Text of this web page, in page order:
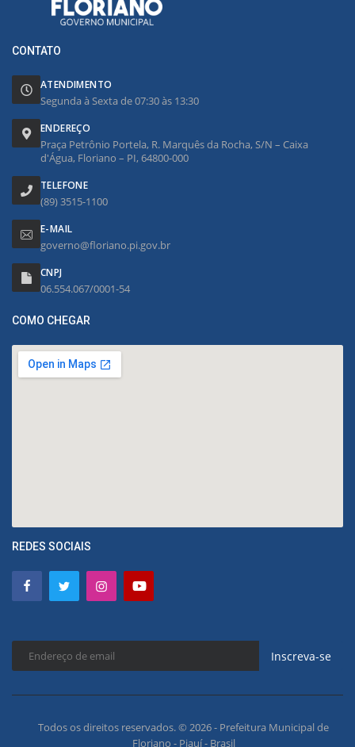
CONTATO
ATENDIMENTO
Segunda à Sexta de 07:30 às 13:30
ENDEREÇO
Praça Petrônio Portela, R. Marquês da Rocha, S/N – Caixa
d'Água, Floriano – PI, 64800-000
TELEFONE
(89) 3515-1100
E-MAIL
governo@floriano.pi.gov.br
CNPJ
06.554.067/0001-54
COMO CHEGAR
REDES SOCIAIS
Inscreva-se
Todos os direitos reservados. © 2026 - Prefeitura Municipal de
Floriano - Piauí - Brasil